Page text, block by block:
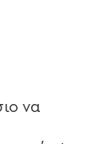
να